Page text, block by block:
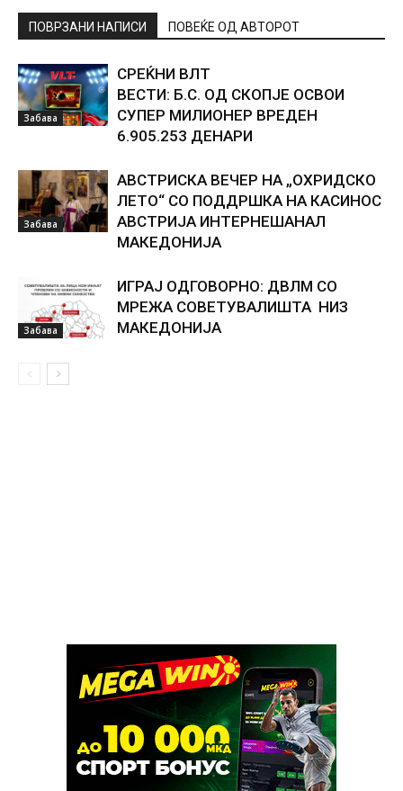
ПОВРЗАНИ НАПИСИ ПОВЕЌЕ ОД АВТОРОТ
Забава
СРЕЌНИ ВЛТ
ВЕСТИ: Б.С. ОД СКОПЈЕ ОСВОИ
СУПЕР МИЛИОНЕР ВРЕДЕН
6.905.253 ДЕНАРИ
Забава
АВСТРИСКА ВЕЧЕР НА „ОХРИДСКО
ЛЕТО“ СО ПОДДРШКА НА КАСИНОС
АВСТРИЈА ИНТЕРНЕШАНАЛ
МАКЕДОНИЈА
Забава
ИГРАЈ ОДГОВОРНО: ДВЛМ СО
МРЕЖА СОВЕТУВАЛИШТА НИЗ
МАКЕДОНИЈА